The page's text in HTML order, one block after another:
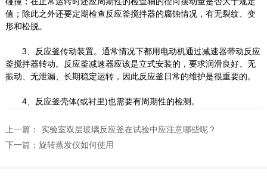
值；除此之外还要定期检查反应釜搅拌器的腐蚀情况，有无裂纹、变
形和松脱。
3、反应釜传动装置。通常情况下都用电动机通过减速器带动反应
釜搅拌器转动。反应釜减速器应该是立式安装的，要求润滑良好、无
振动、无泄漏、长期稳定运转，因此反应釜日常的维护是很重要的。
4、反应釜壳体(或衬里)也需要有周期性的检测。
上一篇：
实验室双层玻璃反应釜在试验中应注意哪些呢？
下一篇： 旋转蒸发仪如何使用